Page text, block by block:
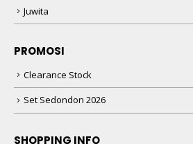
Juwita
PROMOSI
Clearance Stock
Set Sedondon 2026
SHOPPING INFO